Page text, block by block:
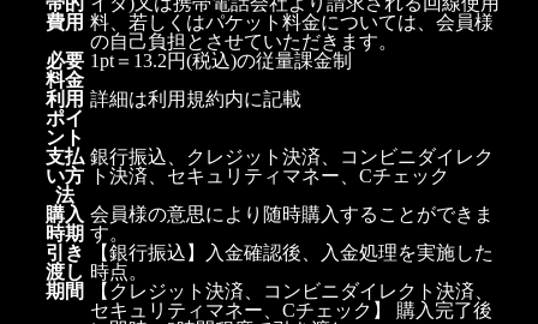
費用 料、若しくはパケット料金については、会員様
の自己負担とさせていただきます。
必要
料金
1pt＝13.2円(税込)の従量課金制
利用
ポイ
ント
詳細は利用規約内に記載
支払
い方
法
銀行振込、クレジット決済、コンビニダイレク
ト決済、セキュリティマネー、Cチェック
購入
時期
会員様の意思により随時購入することができま
す。
引き
渡し
期間
【銀行振込】入金確認後、入金処理を実施した
時点。
【クレジット決済、コンビニダイレクト決済、
セキュリティマネー、Cチェック】 購入完了後